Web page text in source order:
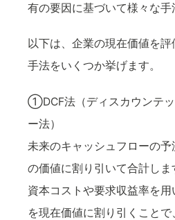
有の要因に基づいて様々な手
以下は、企業の現在価値を
手法をいくつか挙げます。
①DCF法（ディスカウンテ
ー法）
未来のキャッシュフローの
の価値に割り引いて合計しま
資本コストや要求収益率を
を現在価値に割り引くこと